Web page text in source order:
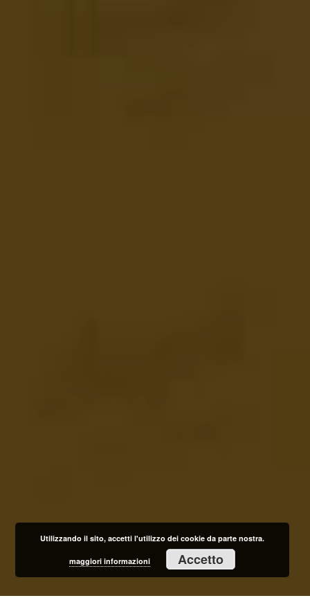
Utilizzando il sito, accetti l'utilizzo dei cookie da parte nostra.
maggiori informazioni Accetto